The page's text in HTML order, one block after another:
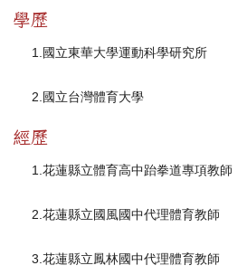
學歷
1. 國立東華大學運動科學研究所
2. 國立台灣體育大學
經歷
1.花蓮縣立體育高中跆拳道專項教師
2.花蓮縣立國風國中代理體育教師
3.花蓮縣立鳳林國中代理體育教師